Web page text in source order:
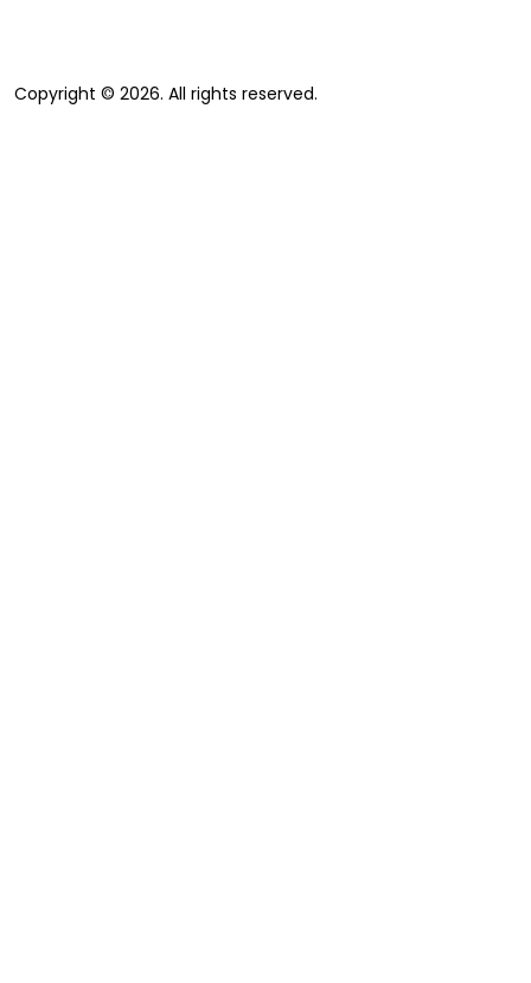
Copyright © 2026. All rights reserved.